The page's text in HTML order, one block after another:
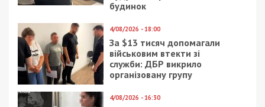
Среди предприятий Днепровского горсовета
главным заказчиком «ВАВИЛОН СТРОЙ»
выступают одиозные «КП Жилсервис-9» – 18
закупок, «Жилсервис-2» – 10, «Жилсервис-1»,
«Жилищное хозяйство Самарского района» и
непосредственно департамент жилищного
хозяйства ДГС.